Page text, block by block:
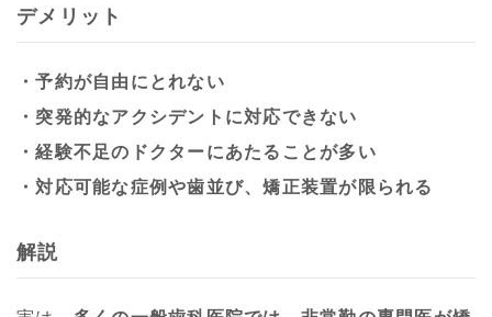
デメリット
・予約が自由にとれない
・突発的なアクシデントに対応できない
・経験不足のドクターにあたることが多い
・対応可能な症例や歯並び、矯正装置が限られる
解説